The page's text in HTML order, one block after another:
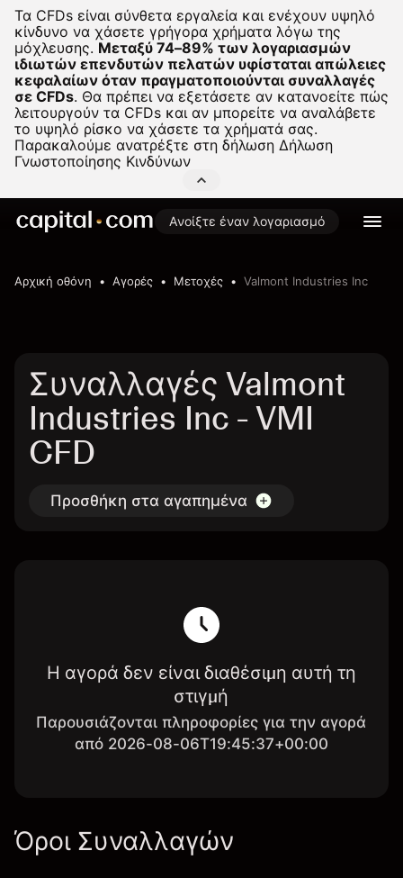
Τα CFDs είναι σύνθετα εργαλεία και ενέχουν υψηλό
κίνδυνο να χάσετε γρήγορα χρήματα λόγω της
μόχλευσης. Μεταξύ 74–89% των λογαριασμών
ιδιωτών επενδυτών πελατών υφίσταται απώλειες
κεφαλαίων όταν πραγματοποιούνται συναλλαγές
σε CFDs. Θα πρέπει να εξετάσετε αν κατανοείτε πώς
λειτουργούν τα CFDs και αν μπορείτε να αναλάβετε
το υψηλό ρίσκο να χάσετε τα χρήματά σας.
Παρακαλούμε ανατρέξτε στη δήλωση Δήλωση
Γνωστοποίησης Κινδύνων
Ανοίξτε έναν λογαριασμό
Αρχική οθόνη Αγορές Μετοχές Valmont Industries Inc
Συναλλαγές Valmont
Industries Inc - VMI
CFD
Προσθήκη στα αγαπημένα
Η αγορά δεν είναι διαθέσιμη αυτή τη
στιγμή
Παρουσιάζονται πληροφορίες για την αγορά
από 2026-08-06T19:45:37+00:00
Όροι Συναλλαγών